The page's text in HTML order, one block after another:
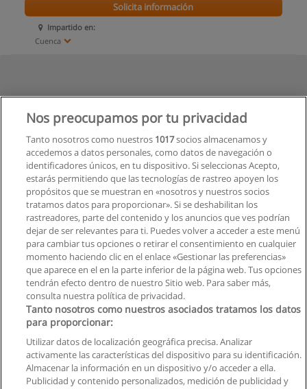
Impartido en:
Cuenca
Solicita información
Reglas de uso
Nos preocupamos por tu privacidad
Tanto nosotros como nuestros 1017socios almacenamos y
accedemos a datos personales, como datos de navegación o
identificadores únicos, en tu dispositivo. Si seleccionas Acepto,
estarás permitiendo que las tecnologías de rastreo apoyen los
propósitos que se muestran en «nosotros y nuestros socios
tratamos datos para proporcionar». Si se deshabilitan los
rastreadores, parte del contenido y los anuncios que ves podrían
dejar de ser relevantes para ti. Puedes volver a acceder a este menú
para cambiar tus opciones o retirar el consentimiento en cualquier
momento haciendo clic en el enlace «Gestionar las preferencias»
que aparece en el en la parte inferior de la página web. Tus opciones
tendrán efecto dentro de nuestro Sitio web. Para saber más,
consulta nuestra política de privacidad.
Tanto nosotros como nuestros asociados tratamos los datos
para proporcionar:
Utilizar datos de localización geográfica precisa. Analizar
activamente las características del dispositivo para su identificación.
Almacenar la información en un dispositivo y/o acceder a ella.
Publicidad y contenido personalizados, medición de publicidad y